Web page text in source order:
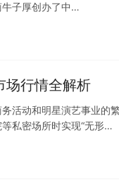
牛子厚创办了中…
场行情全解析
活动和明星演艺事业的
私密场所时实现“无形…